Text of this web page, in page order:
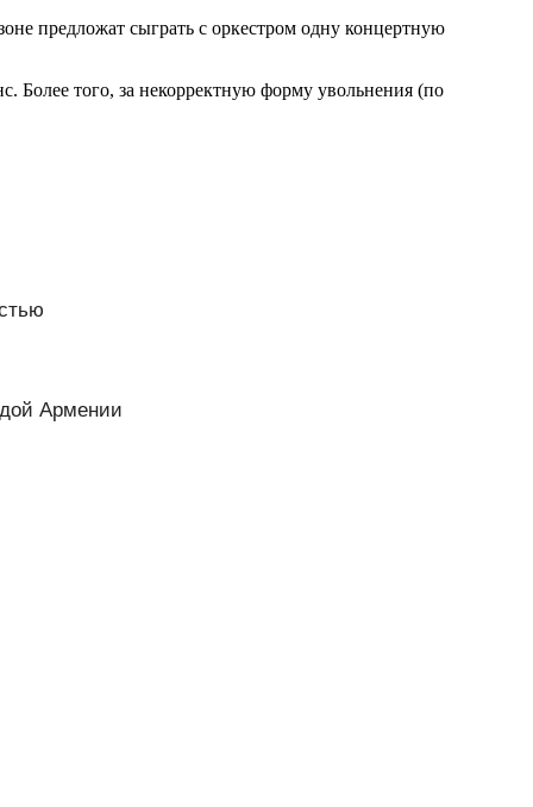
предложат сыграть с оркестром одну концертную
Более того, за некорректную форму увольнения (по
Армении